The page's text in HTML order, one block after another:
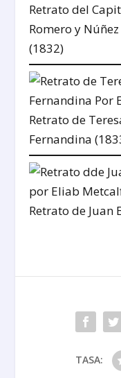
Retrato del
Romero y
(1832)
Retrato de
Fernandina
Retrato de Juan
TASA: